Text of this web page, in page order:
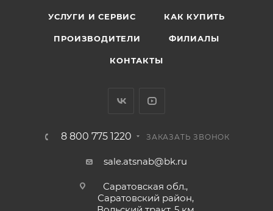
УСЛУГИ И СЕРВИС КАК КУПИТЬ
ПРОИЗВОДИТЕЛИ ФИЛИАЛЫ
КОНТАКТЫ
8 800 775 1220 ЗАКАЗАТЬ ЗВОНОК
sale.atsnab@bk.ru
Саратовская обл.,
Саратовский район,